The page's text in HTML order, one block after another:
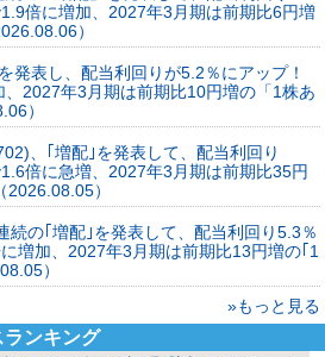
倍に増加、2027年3月期は前期比6円増
）
発表し、配当利回りが5.2％にアップ！
2027年3月期は前期比10円増の「1株あ
）
、｢増配｣を発表して、配当利回り
倍に急増、2027年3月期は前期比35円
）
続の｢増配｣を発表して、配当利回り5.3％
増加、2027年3月期は前期比13円増の｢1
）
»もっと見る
ンキング